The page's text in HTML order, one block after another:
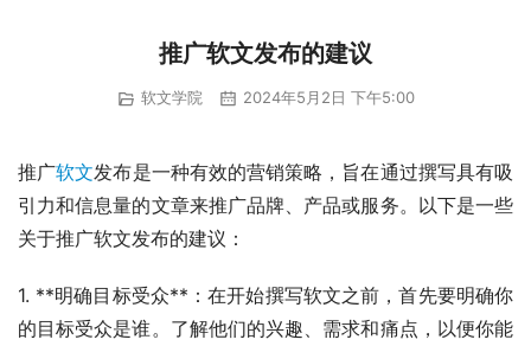
推广软文发布的建议
软文学院 2024年5月2日 下午5:00
推广软文发布是一种有效的营销策略，旨在通过撰写具有吸
引力和信息量的文章来推广品牌、产品或服务。以下是一些
关于推广软文发布的建议：
1. **明确目标受众**：在开始撰写软文之前，首先要明确你
的目标受众是谁。了解他们的兴趣、需求和痛点，以便你能